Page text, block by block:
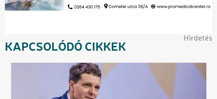
Hirdetés
KAPCSOLÓDÓ CIKKEK